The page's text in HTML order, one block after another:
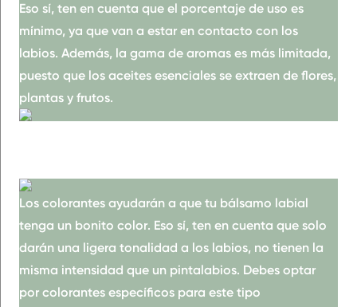
Eso sí, ten en cuenta que el porcentaje de uso es
mínimo, ya que van a estar en contacto con los
labios. Además, la gama de aromas es más limitada,
puesto que los aceites esenciales se extraen de flores,
plantas y frutos.
Los colorantes ayudarán a que tu bálsamo labial
tenga un bonito color. Eso sí, ten en cuenta que solo
darán una ligera tonalidad a los labios, no tienen la
misma intensidad que un pintalabios. Debes optar
por colorantes específicos para este tipo